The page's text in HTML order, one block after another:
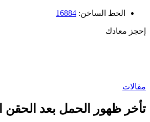
الخط الساخن: 16884
إحجز معادك
مقالات
تأخر ظهور الحمل بعد الحقن